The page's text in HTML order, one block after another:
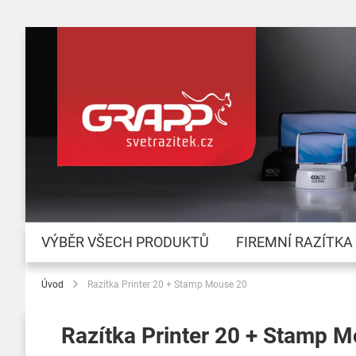
VÝBĚR VŠECH PRODUKTŮ FIREMNÍ RAZÍTKA
Úvod Razítka Printer 20 + Stamp Mouse 20
Razítka Printer 20 + Stamp